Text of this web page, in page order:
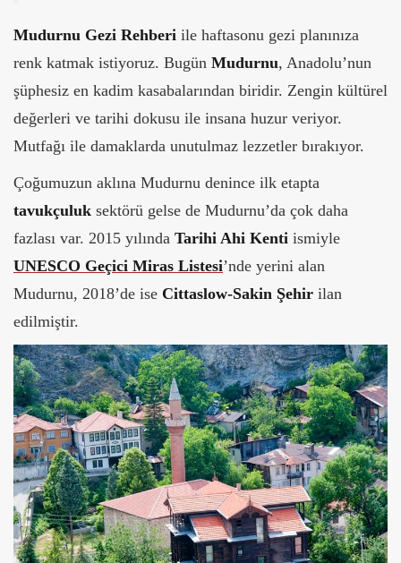
Mudurnu Gezi Rehberi ile haftasonu gezi planınıza
renk katmak istiyoruz. Bugün Mudurnu, Anadolu’nun
şüphesiz en kadim kasabalarından biridir. Zengin kültürel
değerleri ve tarihi dokusu ile insana huzur veriyor.
Mutfağı ile damaklarda unutulmaz lezzetler bırakıyor.
Çoğumuzun aklına Mudurnu denince ilk etapta
tavukçuluk sektörü gelse de Mudurnu’da çok daha
fazlası var. 2015 yılında Tarihi Ahi Kenti ismiyle
UNESCO Geçici Miras Listesi’nde yerini alan
Mudurnu, 2018’de ise Cittaslow-Sakin Şehir ilan
edilmiştir.